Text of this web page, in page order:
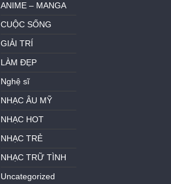
ANIME – MANGA
CUỘC SỐNG
GIẢI TRÍ
LÀM ĐẸP
Nghệ sĩ
NHẠC ÂU MỸ
NHẠC HOT
NHẠC TRẺ
NHẠC TRỮ TÌNH
Uncategorized